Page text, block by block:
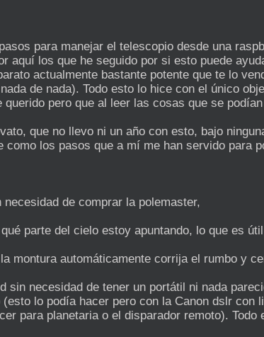
para manejar el telescopio desde una
aquí los que he seguido por si esto puede
actualmente bastante potente que te lo
de nada). Todo esto lo hice con el único
pero que al leer las cosas que se
que no llevo ni un año con esto, bajo
los pasos que a mí me han servido para
de comprar la polemaster,
parte del cielo estoy apuntando, lo que es
montura automáticamente corrija el rumbo y
sin necesidad de tener un portátil ni nada
lo podía hacer pero con la Canon dslr con
para planetaria o el disparador remoto).